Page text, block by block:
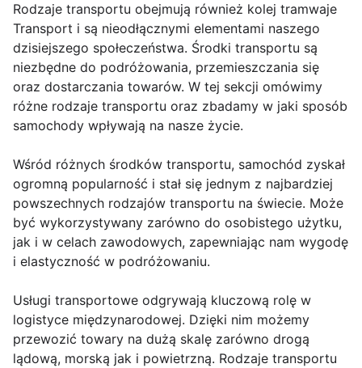
Rodzaje transportu obejmują również kolej tramwaje
Transport i są nieodłącznymi elementami naszego
dzisiejszego społeczeństwa. Środki transportu są
niezbędne do podróżowania, przemieszczania się
oraz dostarczania towarów. W tej sekcji omówimy
różne rodzaje transportu oraz zbadamy w jaki sposób
samochody wpływają na nasze życie.
Wśród różnych środków transportu, samochód zyskał
ogromną popularność i stał się jednym z najbardziej
powszechnych rodzajów transportu na świecie. Może
być wykorzystywany zarówno do osobistego użytku,
jak i w celach zawodowych, zapewniając nam wygodę
i elastyczność w podróżowaniu.
Usługi transportowe odgrywają kluczową rolę w
logistyce międzynarodowej. Dzięki nim możemy
przewozić towary na dużą skalę zarówno drogą
lądową, morską jak i powietrzną. Rodzaje transportu